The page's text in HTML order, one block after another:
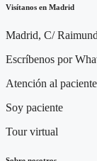
Visítanos en Madrid
Madrid, C/
Escríbenos por
Atención al paciente
Soy paciente
Tour virtual